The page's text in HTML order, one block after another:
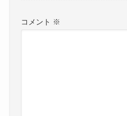
コメント ※